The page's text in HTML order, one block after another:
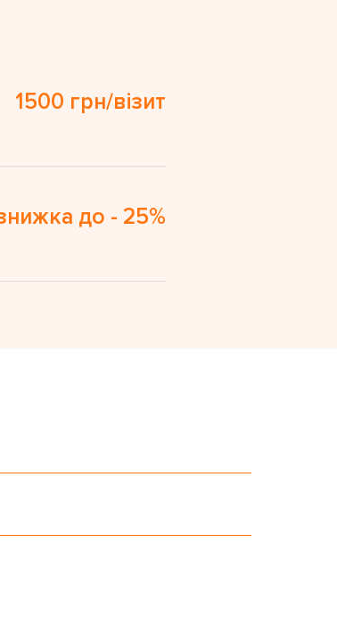
1500 грн/візит
до - 25%